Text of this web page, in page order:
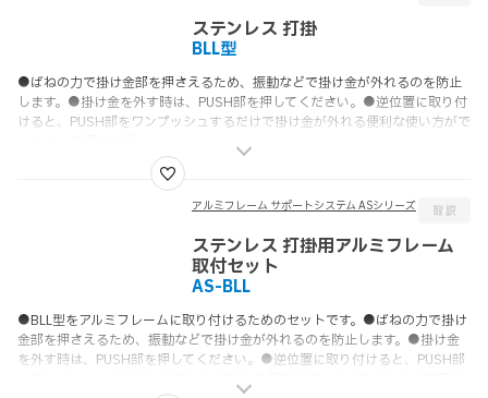
ステンレス 打掛
BLL型
●ばねの力で掛け金部を押さえるため、振動などで掛け金が外れるのを防止
します。●掛け金を外す時は、PUSH部を押してください。●逆位置に取り付
けると、PUSH部をワンプッシュするだけで掛け金が外れる便利な使い方がで
アルミフレーム サポートシステム ASシリーズ
ステンレス 打掛用アルミフレーム
取付セット
AS-BLL
●BLL型をアルミフレームに取り付けるためのセットです。●ばねの力で掛け
金部を押さえるため、振動などで掛け金が外れるのを防止します。●掛け金
を外す時は、PUSH部を押してください。●逆位置に取り付けると、PUSH部